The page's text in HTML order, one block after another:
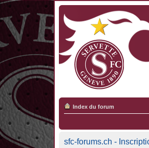
Index du forum
sfc-forums.ch -